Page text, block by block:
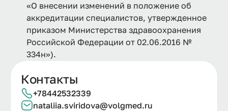
«О внесении изменений в положение об
аккредитации специалистов, утвержденное
приказом Министерства здравоохранения
Российской Федерации от 02.06.2016 №
334н»).
Контакты
+78442532339
nataliia.sviridova@volgmed.ru